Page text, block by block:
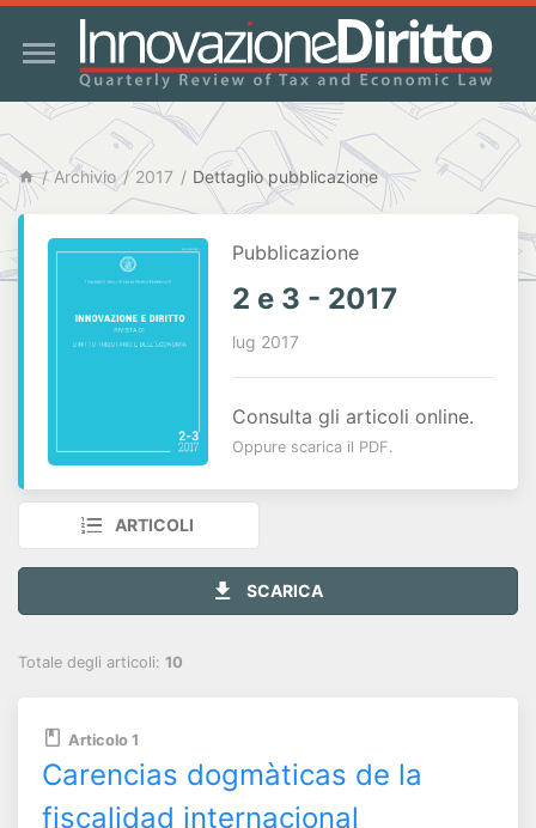
Archivio 2017 Dettaglio pubblicazione
Pubblicazione
2 e 3 - 2017
lug 2017
Consulta gli articoli online.
Oppure scarica il PDF.
ARTICOLI
SCARICA
Totale degli articoli: 10
Articolo 1
Carencias dogmàticas de la
fiscalidad internacional